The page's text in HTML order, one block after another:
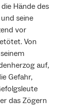
Hände des
seine
vor
Von
auf,
Gefahr,
das Zögern